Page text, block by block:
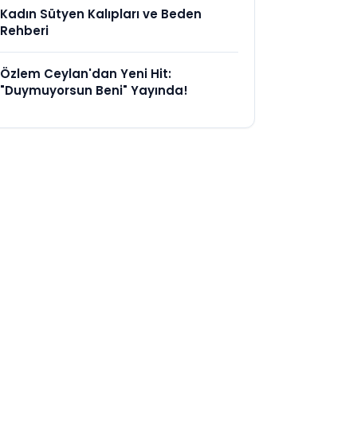
Kadın Sütyen Kalıpları ve Beden
Rehberi
Özlem Ceylan'dan Yeni Hit:
"Duymuyorsun Beni" Yayında!